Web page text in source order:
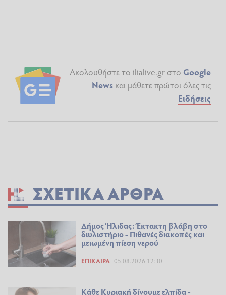
Ακολουθήστε το ilialive.gr στο Google
News και μάθετε πρώτοι όλες τις
Ειδήσεις
ΣΧΕΤΙΚΆ ΆΡΘΡΑ
Δήμος Ήλιδας: Έκτακτη βλάβη στο
διυλιστήριο - Πιθανές διακοπές και
μειωμένη πίεση νερού
ΕΠΊΚΑΙΡΑ 05.08.2026 12:30
Κάθε Κυριακή δίνουμε ελπίδα -